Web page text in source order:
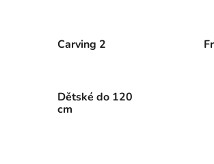
Carving 2
Dětské do 120
cm